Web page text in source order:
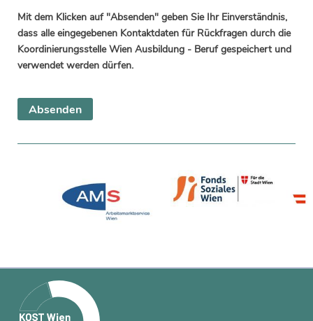
Mit dem Klicken auf "Absenden" geben Sie Ihr Einverständnis,
dass alle eingegebenen Kontaktdaten für Rückfragen durch die
Koordinierungsstelle Wien Ausbildung - Beruf gespeichert und
verwendet werden dürfen.